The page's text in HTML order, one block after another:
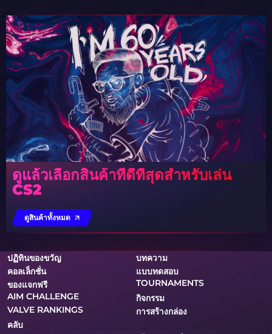
ดูแล้วเลือกสินค้าที่ดีที่สุดสำหรับเล่น
CS2
ดูสินค้าทั้งหมด
ปฏิทินของขวัญ
บทความ
คอลเล็กชั่น
แบบทดสอบ
ของแจกฟรี
TOURNAMENTS
AIM CHALLENGE
กิจกรรม
VALVE RANKINGS
การสร้างกล่อง
คลับ